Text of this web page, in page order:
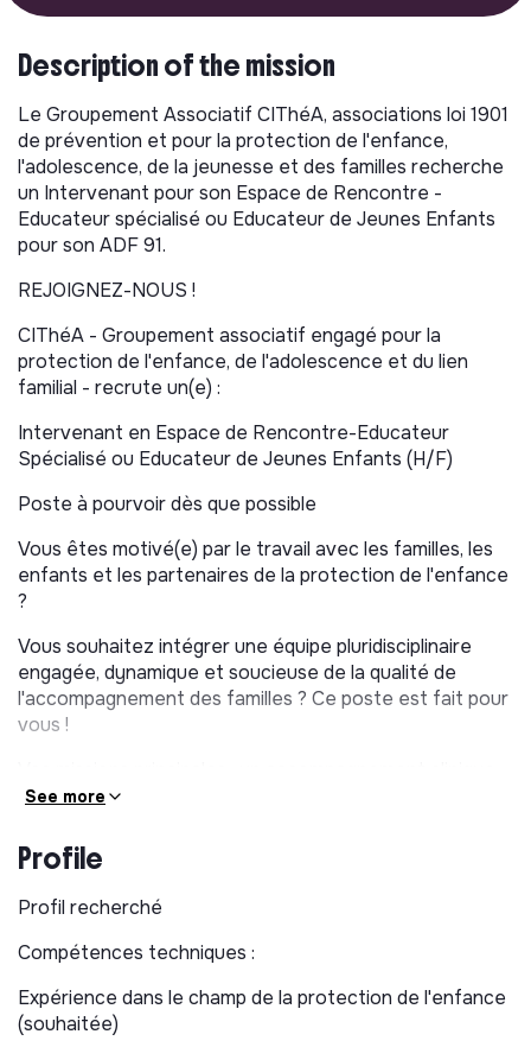
Description of the mission
Le Groupement Associatif CIThéA, associations loi 1901
de prévention et pour la protection de l'enfance,
l'adolescence, de la jeunesse et des familles recherche
un Intervenant pour son Espace de Rencontre -
Educateur spécialisé ou Educateur de Jeunes Enfants
pour son ADF 91.
REJOIGNEZ-NOUS !
CIThéA - Groupement associatif engagé pour la
protection de l'enfance, de l'adolescence et du lien
familial - recrute un(e) :
Intervenant en Espace de Rencontre-Educateur
Spécialisé ou Educateur de Jeunes Enfants (H/F)
Poste à pourvoir dès que possible
Vous êtes motivé(e) par le travail avec les familles, les
enfants et les partenaires de la protection de l'enfance
?
Vous souhaitez intégrer une équipe pluridisciplinaire
engagée, dynamique et soucieuse de la qualité de
l'accompagnement des familles ? Ce poste est fait pour
vous !
au service du lien familial
Sous la responsabilité de la cheffe de service, vous
interviendrez au sein d'une équipe pluridisciplinaire. Vous
contribuez au bon déroulement des visites médiatisées
et des entretiens.3
1. Accompagnement clinique et évaluation des
situations
Conduire des entretiens d'accueil, d'évaluation et de
See more
Profile
Profil recherché
Compétences techniques :
Expérience dans le champ de la protection de l'enfance
(souhaitée)